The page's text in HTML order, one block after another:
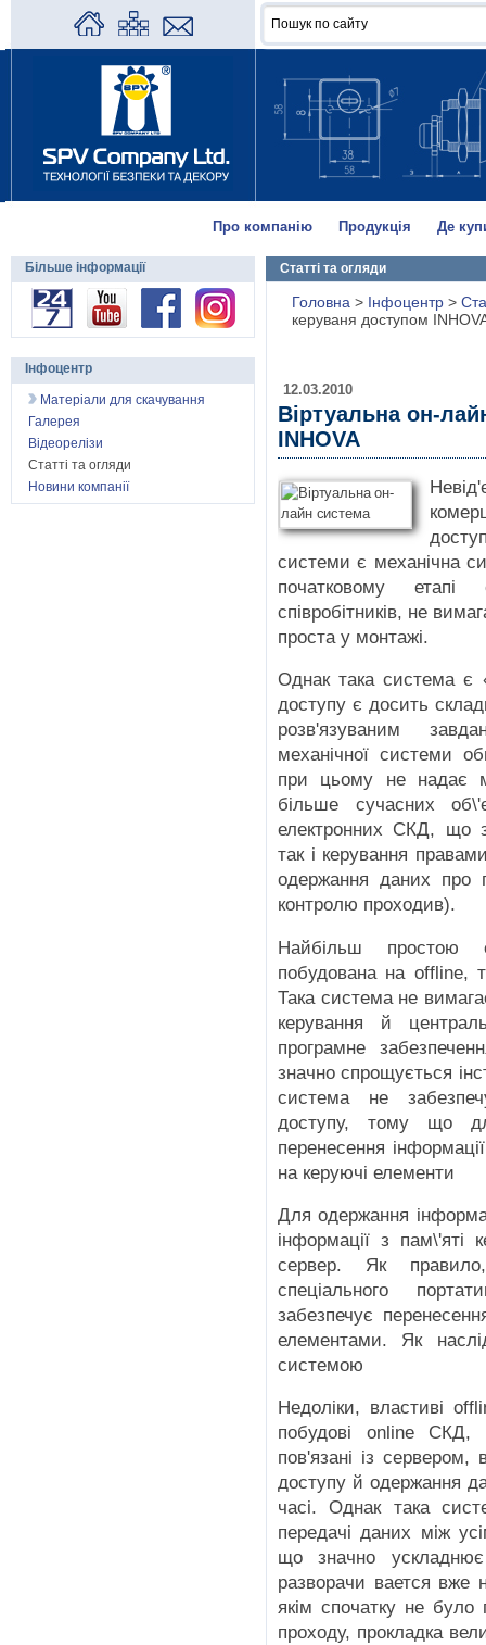
Про компанію Продукція Де
Статті та огляди
Головна > Інфоцентр >
керуваня доступом
12.03.2010
Віртуальна он-
INHOVA
системи є механічна
початковому етапі
співробітників, не
проста у монтажі.
Однак така система є
доступу є досить
розв'язуваним
механічної системи
при цьому не надає
більше сучасних
електронних СКД, що
так і керування
одержання даних про
контролю проходив).
Найбільш простою
побудована на offline,
Така система не
керування й
програмне
значно спрощується
система не
доступу, тому що
перенесення
на керуючі елементи
Для одержання
інформації з пам\'яті
сервер. Як
спеціального
забезпечує
елементами. Як
системою
Недоліки, властиві
побудові online СКД,
пов'язані із сервером,
доступу й одержання
часі. Однак така
передачі даних між
що значно
разворачи вается вже
якім спочатку не було
проходу, прокладка
Більше інформації
Інфоцентр
Матеріали для скачування
Галерея
Відеорелізи
Статті та огляди
Новини компанії